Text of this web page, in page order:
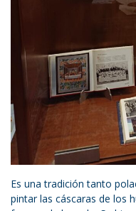
Es una tradición tanto
pintar las cáscaras de los